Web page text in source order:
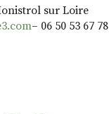
sur Loire
– 06 50 53 67 78